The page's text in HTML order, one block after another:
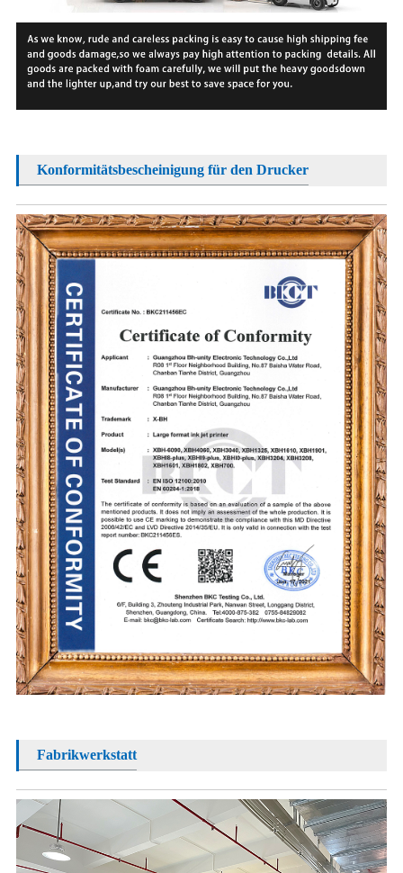
Konformitätsbescheinigung für den Drucker
Fabrikwerkstatt